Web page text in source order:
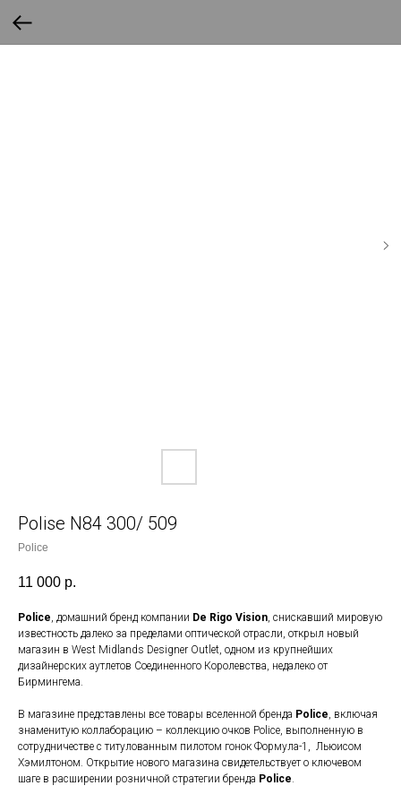
Polise N84 300/ 509
Police
11 000 р.
Police, домашний бренд компании De Rigo Vision, снискавший мировую
известность далеко за пределами оптической отрасли, открыл новый
магазин в West Midlands Designer Outlet, одном из крупнейших
дизайнерских аутлетов Соединенного Королевства, недалеко от
Бирмингема.
В магазине представлены все товары вселенной бренда Police, включая
знаменитую коллаборацию – коллекцию очков Police, выполненную в
сотрудничестве с титулованным пилотом гонок Формула-1, Льюисом
Хэмилтоном. Открытие нового магазина свидетельствует о ключевом
шаге в расширении розничной стратегии бренда Police.